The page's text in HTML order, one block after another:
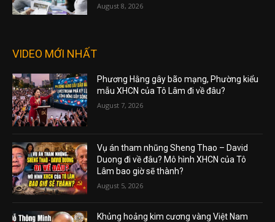
August 8, 2026
VIDEO MỚI NHẤT
Phương Hằng gây bão mạng, Phường kiểu
mẫu XHCN của Tô Lâm đi về đâu?
August 7, 2026
Vụ án tham nhũng Sheng Thao – David
Duong đi về đâu? Mô hình XHCN của Tô
Lâm bao giờ sẽ thành?
August 5, 2026
Khủng hoảng kim cương vàng Việt Nam